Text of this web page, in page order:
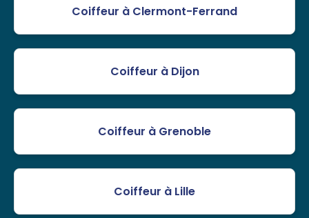
Coiffeur à Clermont-Ferrand
Coiffeur à Dijon
Coiffeur à Grenoble
Coiffeur à Lille